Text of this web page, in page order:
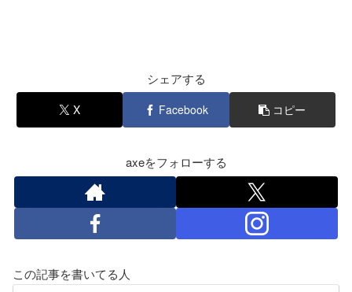
シェアする
X Facebook コピー
axeをフォローする
この記事を書いてる人